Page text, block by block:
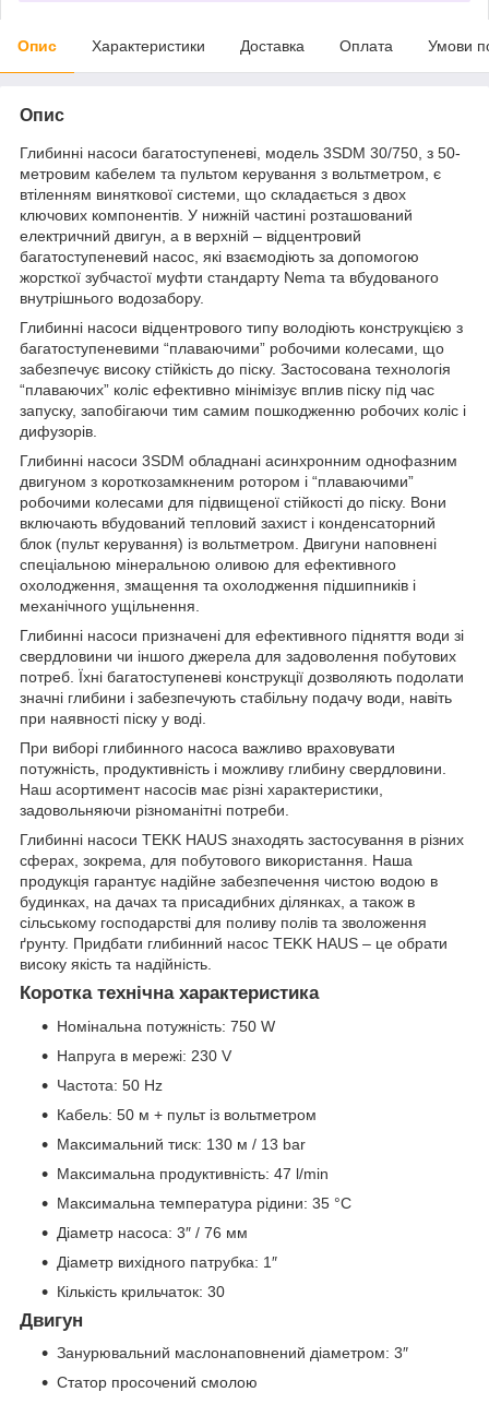
Опис Характеристики Доставка Оплата Умови
Опис
Глибинні насоси багатоступеневі, модель 3SDM 30/750, з 50-
метровим кабелем та пультом керування з вольтметром, є
втіленням виняткової системи, що складається з двох
ключових компонентів. У нижній частині розташований
електричний двигун, а в верхній – відцентровий
багатоступеневий насос, які взаємодіють за допомогою
жорсткої зубчастої муфти стандарту Nema та вбудованого
внутрішнього водозабору.
Глибинні насоси відцентрового типу володіють конструкцією з
багатоступеневими “плаваючими” робочими колесами, що
забезпечує високу стійкість до піску. Застосована технологія
“плаваючих” коліс ефективно мінімізує вплив піску під час
запуску, запобігаючи тим самим пошкодженню робочих коліс і
дифузорів.
Глибинні насоси 3SDM обладнані асинхронним однофазним
двигуном з короткозамкненим ротором і “плаваючими”
робочими колесами для підвищеної стійкості до піску. Вони
включають вбудований тепловий захист і конденсаторний
блок (пульт керування) із вольтметром. Двигуни наповнені
спеціальною мінеральною оливою для ефективного
охолодження, змащення та охолодження підшипників і
механічного ущільнення.
Глибинні насоси призначені для ефективного підняття води зі
свердловини чи іншого джерела для задоволення побутових
потреб. Їхні багатоступеневі конструкції дозволяють подолати
значні глибини і забезпечують стабільну подачу води, навіть
при наявності піску у воді.
При виборі глибинного насоса важливо враховувати
потужність, продуктивність і можливу глибину свердловини.
Наш асортимент насосів має різні характеристики,
задовольняючи різноманітні потреби.
Глибинні насоси TEKK HAUS знаходять застосування в різних
сферах, зокрема, для побутового використання. Наша
продукція гарантує надійне забезпечення чистою водою в
будинках, на дачах та присадибних ділянках, а також в
сільському господарстві для поливу полів та зволоження
ґрунту. Придбати глибинний насос TEKK HAUS – це обрати
високу якість та надійність.
Коротка технічна характеристика
Номінальна потужність: 750 W
Напруга в мережі: 230 V
Частота: 50 Hz
Кабель: 50 м + пульт із вольтметром
Максимальний тиск: 130 м / 13 bar
Максимальна продуктивність: 47 l/min
Максимальна температура рідини: 35 °C
Діаметр насоса: 3″ / 76 мм
Діаметр вихідного патрубка: 1″
Кількість крильчаток: 30
Двигун
Занурювальний маслонаповнений діаметром: 3″
Статор просочений смолою